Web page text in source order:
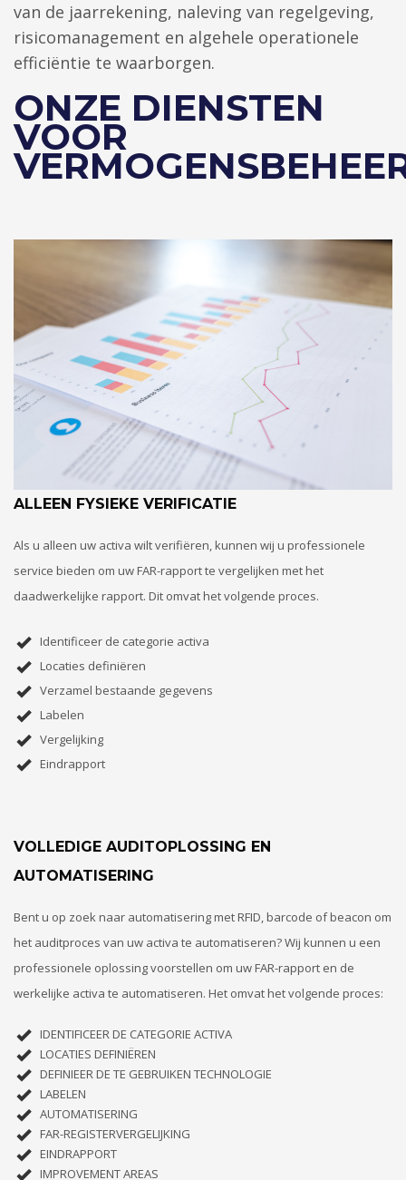
van de jaarrekening, naleving van regelgeving,
risicomanagement en algehele operationele
efficiëntie te waarborgen.
ONZE DIENSTEN
VOOR
ALLEEN FYSIEKE VERIFICATIE
Als u alleen uw activa wilt verifiëren, kunnen wij u professionele
service bieden om uw FAR-rapport te vergelijken met het
daadwerkelijke rapport. Dit omvat het volgende proces.
Identificeer de categorie activa
Locaties definiëren
Verzamel bestaande gegevens
Labelen
Vergelijking
Eindrapport
VOLLEDIGE AUDITOPLOSSING EN
AUTOMATISERING
Bent u op zoek naar automatisering met RFID, barcode of beacon om
het auditproces van uw activa te automatiseren? Wij kunnen u een
professionele oplossing voorstellen om uw FAR-rapport en de
werkelijke activa te automatiseren. Het omvat het volgende proces:
IDENTIFICEER DE CATEGORIE ACTIVA
LOCATIES DEFINIËREN
DEFINIEER DE TE GEBRUIKEN TECHNOLOGIE
LABELEN
AUTOMATISERING
FAR-REGISTERVERGELIJKING
EINDRAPPORT
IMPROVEMENT AREAS